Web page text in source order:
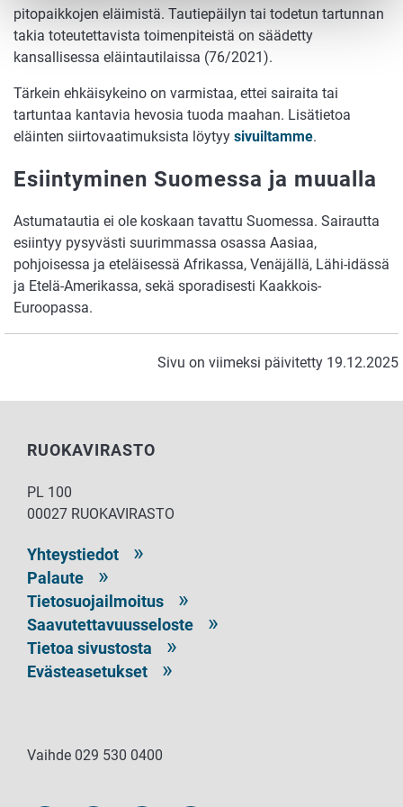
pitopaikkojen eläimistä. Tautiepäilyn tai todetun tartunnan
takia toteutettavista toimenpiteistä on säädetty
kansallisessa eläintautilaissa (76/2021).
Tärkein ehkäisykeino on varmistaa, ettei sairaita tai
tartuntaa kantavia hevosia tuoda maahan. Lisätietoa
eläinten siirtovaatimuksista löytyy sivuiltamme.
Esiintyminen Suomessa ja muualla
Astumatautia ei ole koskaan tavattu Suomessa. Sairautta
esiintyy pysyvästi suurimmassa osassa Aasiaa,
pohjoisessa ja eteläisessä Afrikassa, Venäjällä, Lähi-idässä
ja Etelä-Amerikassa, sekä sporadisesti Kaakkois-
Euroopassa.
Sivu on viimeksi päivitetty 19.12.2025
RUOKAVIRASTO
PL 100
00027 RUOKAVIRASTO
Yhteystiedot
Palaute
Tietosuojailmoitus
Saavutettavuusseloste
Tietoa sivustosta
Evästeasetukset
Vaihde 029 530 0400